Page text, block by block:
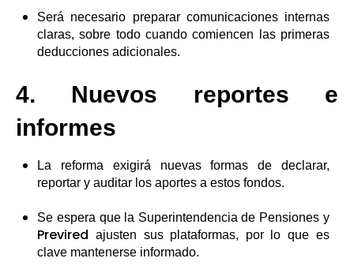
Será necesario preparar comunicaciones internas
claras, sobre todo cuando comiencen las primeras
deducciones adicionales.
4. Nuevos reportes e
informes
La reforma exigirá nuevas formas de declarar,
reportar y auditar los aportes a estos fondos.
Se espera que la Superintendencia de Pensiones y
Previred ajusten sus plataformas, por lo que es
clave mantenerse informado.